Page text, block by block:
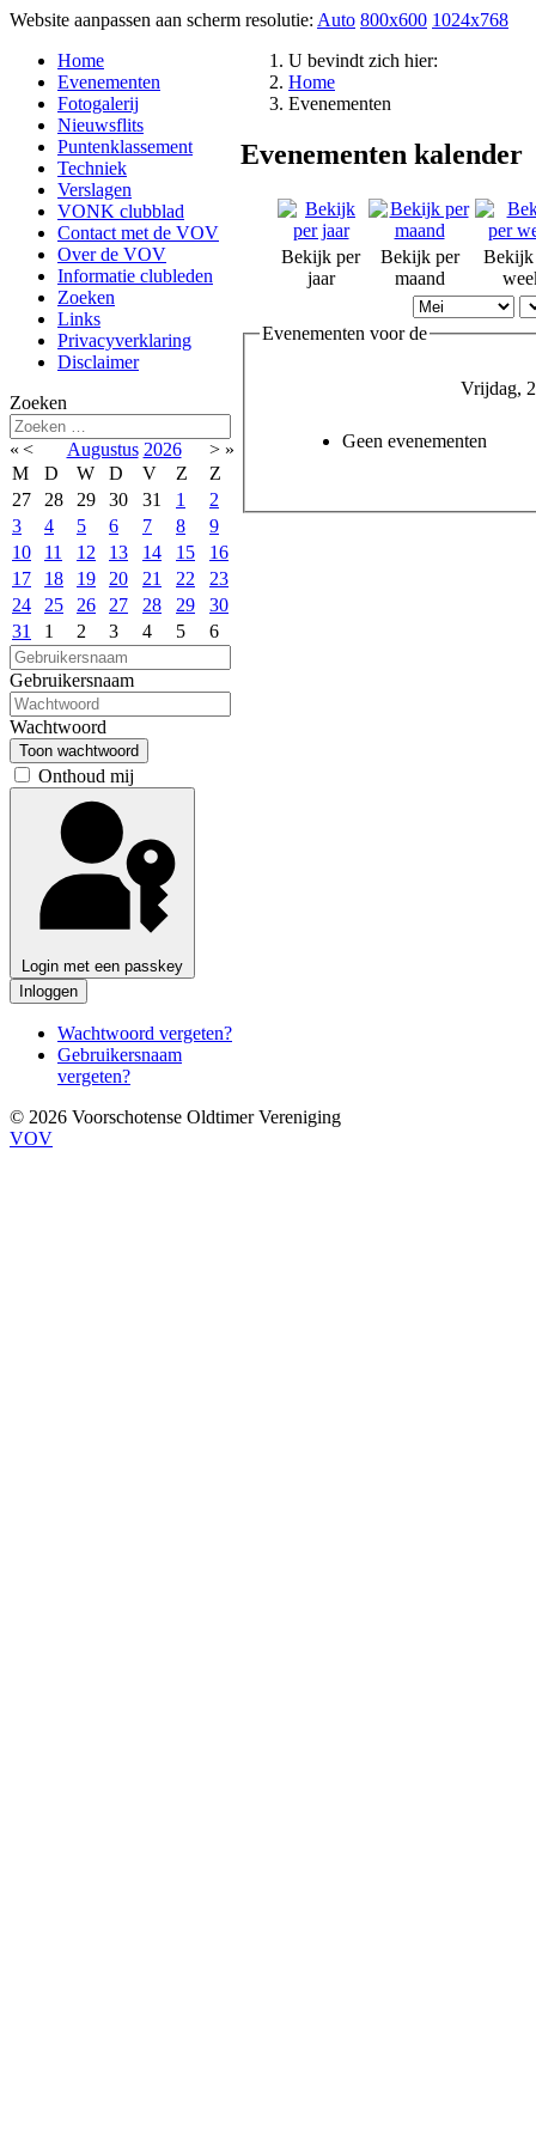
Website aanpassen aan scherm resolutie: Auto 800x600 1024x768
Home
Evenementen
Fotogalerij
Nieuwsflits
Puntenklassement
Techniek
Verslagen
VONK clubblad
Contact met de VOV
Over de VOV
Informatie clubleden
Zoeken
Links
Privacyverklaring
Disclaimer
Zoeken
« < Augustus 2026 > »
M
D W D V Z
Z
27
28 29 30 31 1
2
3
4 5 6 7 8
9
10
11 12 13 14 15
16
17
18 19 20 21 22
23
24
25 26 27 28 29
30
31
1 2 3 4 5 6
Gebruikersnaam
Wachtwoord
Toon wachtwoord
Onthoud mij
Login met een passkey
Inloggen
Wachtwoord vergeten?
Gebruikersnaam
vergeten?
U bevindt zich hier:
Home
Evenementen
Evenementen kalender
Bekijk per
jaar
Bekijk per
maand
Bekijk
Evenementen voor de
Vrijdag,
Geen evenementen
© 2026 Voorschotense Oldtimer Vereniging
VOV